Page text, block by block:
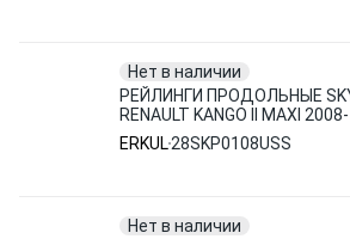
Нет в наличии
РЕЙЛИНГИ ПРОДОЛЬНЫЕ
RENAULT KANGO II MAXI
28SKP0108USS ERKUL
ERKUL28SKP0108USS
Нет в наличии